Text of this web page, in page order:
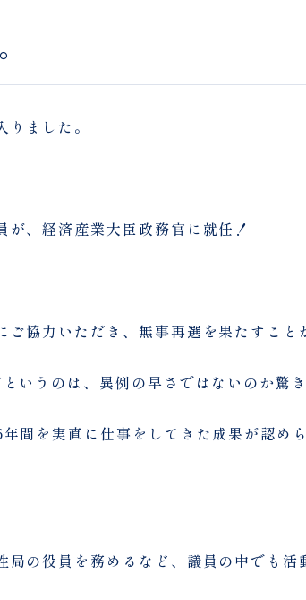
ました。
が、経済産業大臣政務官に就任！
協力いただき、無事再選を果たすこと
いうのは、異例の早さではないのか驚き
間を実直に仕事をしてきた成果が認め
局の役員を務めるなど、議員の中でも活